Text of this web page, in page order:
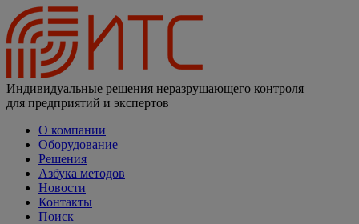
Индивидуальные решения неразрушающего контроля
для предприятий и экспертов
О компании
Оборудование
Решения
Азбука методов
Новости
Контакты
Поиск